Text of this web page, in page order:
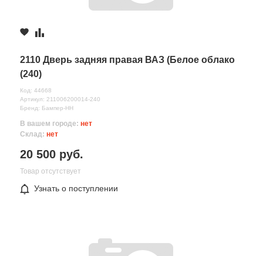
Комментарий
2110 Дверь задняя правая ВАЗ (Белое облако
(240)
Код: 44668
Артикул: 211006200014-240
Бренд: Бампер-НН
В вашем городе: нет
Склад: нет
20 500 руб.
Товар отсутствует
Узнать о поступлении